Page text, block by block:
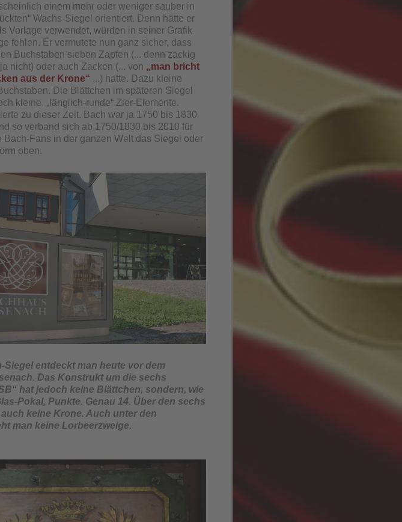
einem mehr oder weniger sauber in
Wachs-Siegel orientiert. Denn hätte er
Vorlage verwendet, würden in seiner Grafik
fehlen. Er vermutete nun ganz sicher, dass
Buchstaben sieben Zapfen (... denn zackig
nicht) oder auch Zacken (... von „man bricht
aus der Krone“ ...) hatte. Dazu kleine
Die Blättchen im späteren Siegel
kleine, „länglich-runde“ Zier-Elemente.
zu dieser Zeit. Bach war ja 1750 bis 1830
so verband sich ab 1750/1830 bis 2010 für
Bach-Fans in der ganzen Welt das Siegel oder
oben.
Siegel entdeckt man heute vor dem
Das Konstrukt um die sechs
hat jedoch keine Blättchen, sondern, wie
Pokal, Punkte. Genau 14. Über den sechs
keine Krone. Auch unter den
man keine Lorbeerzweige.